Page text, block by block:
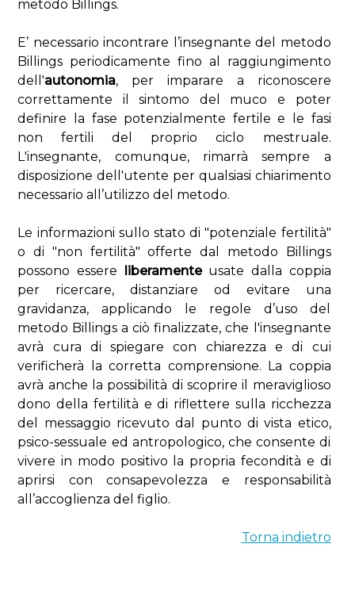
metodo Billings.
E’ necessario incontrare l’insegnante del metodo
Billings periodicamente fino al raggiungimento
dell'autonomia, per imparare a riconoscere
correttamente il sintomo del muco e poter
definire la fase potenzialmente fertile e le fasi
non fertili del proprio ciclo mestruale.
L'insegnante, comunque, rimarrà sempre a
disposizione dell'utente per qualsiasi chiarimento
necessario all’utilizzo del metodo.
Le informazioni sullo stato di "potenziale fertilità"
o di "non fertilità" offerte dal metodo Billings
possono essere
liberamenteusate dalla coppia
per ricercare, distanziare od evitare una
gravidanza, applicando le regole d’uso del
metodo Billings a ciò finalizzate, che l'insegnante
avrà cura di spiegare con chiarezza e di cui
verificherà la corretta comprensione. La coppia
avrà anche la possibilità di scoprire il meraviglioso
dono della fertilità e di riflettere sulla ricchezza
del messaggio ricevuto dal punto di vista etico,
psico-sessuale ed antropologico, che consente di
vivere in modo positivo la propria fecondità e di
aprirsi con consapevolezza e responsabilità
all’accoglienza del figlio.
Torna indietro